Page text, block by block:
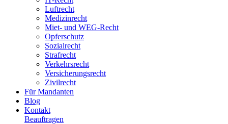
Luftrecht
Medizinrecht
Miet- und WEG-Recht
Opferschutz
Sozialrecht
Strafrecht
Verkehrsrecht
Versicherungsrecht
Zivilrecht
Für Mandanten
Blog
Kontakt
Beauftragen